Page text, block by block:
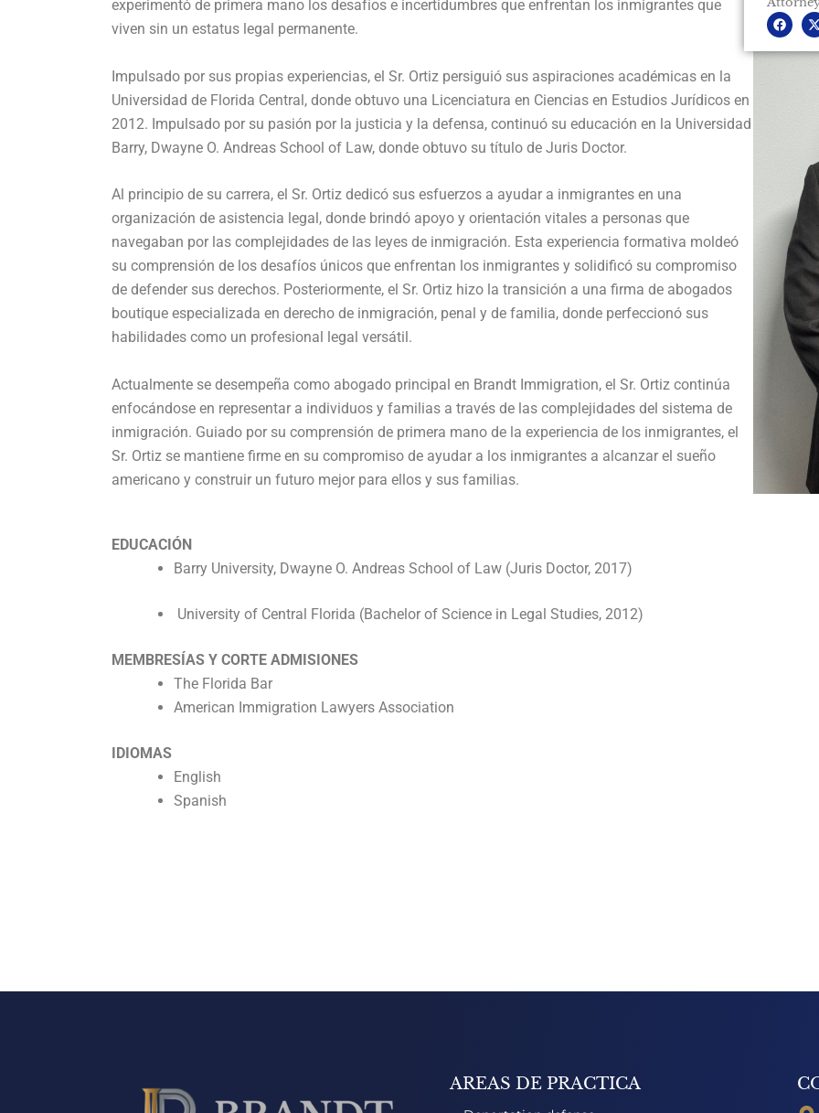
experimentó de primera mano los desafíos e incertidumbres que enfrentan los inmigrantes que
viven sin un estatus legal permanente.
Impulsado por sus propias experiencias, el Sr. Ortiz persiguió sus aspiraciones académicas en la
Universidad de Florida Central, donde obtuvo una Licenciatura en Ciencias en Estudios Jurídicos en
2012. Impulsado por su pasión por la justicia y la defensa, continuó su educación en la Universidad
Barry, Dwayne O. Andreas School of Law, donde obtuvo su título de Juris Doctor.
Al principio de su carrera, el Sr. Ortiz dedicó sus esfuerzos a ayudar a inmigrantes en una
organización de asistencia legal, donde brindó apoyo y orientación vitales a personas que
navegaban por las complejidades de las leyes de inmigración. Esta experiencia formativa moldeó
su comprensión de los desafíos únicos que enfrentan los inmigrantes y solidificó su compromiso
de defender sus derechos. Posteriormente, el Sr. Ortiz hizo la transición a una firma de abogados
boutique especializada en derecho de inmigración, penal y de familia, donde perfeccionó sus
habilidades como un profesional legal versátil.
Actualmente se desempeña como abogado principal en Brandt Immigration, el Sr. Ortiz continúa
enfocándose en representar a individuos y familias a través de las complejidades del sistema de
inmigración. Guiado por su comprensión de primera mano de la experiencia de los inmigrantes, el
Sr. Ortiz se mantiene firme en su compromiso de ayudar a los inmigrantes a alcanzar el sueño
americano y construir un futuro mejor para ellos y sus familias.
F
a
c
e
-
t
EDUCACIÓN
Barry University, Dwayne O. Andreas School of Law (Juris Doctor, 2017)
University of Central Florida (Bachelor of Science in Legal Studies, 2012)
MEMBRESÍAS Y CORTE ADMISIONES
The Florida Bar
American Immigration Lawyers Association
IDIOMAS
English
Spanish
AREAS DE PRACTICA